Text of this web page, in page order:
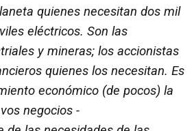
quienes necesitan dos mil
eléctricos. Son las
y mineras; los accionistas
quienes los necesitan. Es
económico (de pocos) la
negocios -